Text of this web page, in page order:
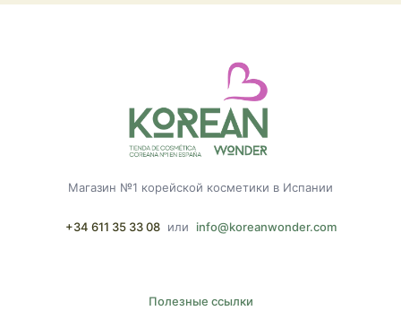
Магазин №1 корейской косметики в Испании
+34 611 35 33 08 или info@koreanwonder.com
Полезные ссылки